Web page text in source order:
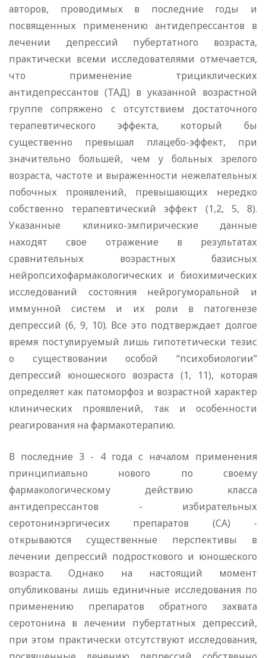
авторов, проводимых в последние годы и
посвященных применению антидепрессантов в
лечении депрессий пубертатного возраста,
практически всеми исследователями отмечается,
что применение трициклических
антидепрессантов (ТАД) в указанной возрастной
группе сопряжено с отсутствием достаточного
терапевтического эффекта, который бы
существенно превышал плацебо-эффект, при
значительно большей, чем у больных зрелого
возраста, частоте и выраженности нежелательных
побочных проявлений, превышающих нередко
собственно терапевтический эффект (1,2, 5, 8).
Указанные клинико-эмпирические данные
находят свое отражение в результатах
сравнительных возрастных базисных
нейропсихофармакологических и биохимических
исследований состояния нейрогуморальной и
иммунной систем и их роли в патогенезе
депрессий (6, 9, 10). Все это подтверждает долгое
время постулируемый лишь гипотетически тезис
о существовании особой “психобиологии”
депрессий юношеского возраста (1, 11), которая
определяет как патоморфоз и возрастной характер
клинических проявлений, так и особенности
реагирования на фармакотерапию.
В последние 3 - 4 года с началом применения
принципиально нового по своему
фармакологическому действию класса
антидепрессантов - избирательных
серотонинэргичесих препаратов (CА) -
открываются существенные перспективы в
лечении депрессий подросткового и юношеского
возраста. Однако на настоящий момент
опубликованы лишь единичные исследования по
применению препаратов обратного захвата
серотонина в лечении пубертатных депрессий,
при этом практически отсутствуют исследования,